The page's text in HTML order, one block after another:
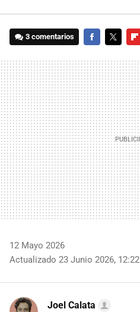
3 comentarios
12 Mayo 2026
Actualizado 23 Junio 2026, 12:22
Joel Calata